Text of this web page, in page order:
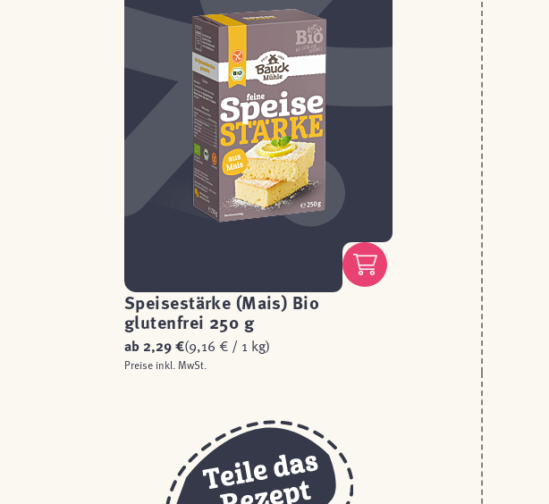
Speisestärke (Mais) Bio
glutenfrei 250 g
ab 2,29 €(9,16 € / 1 kg)
Preise inkl. MwSt.